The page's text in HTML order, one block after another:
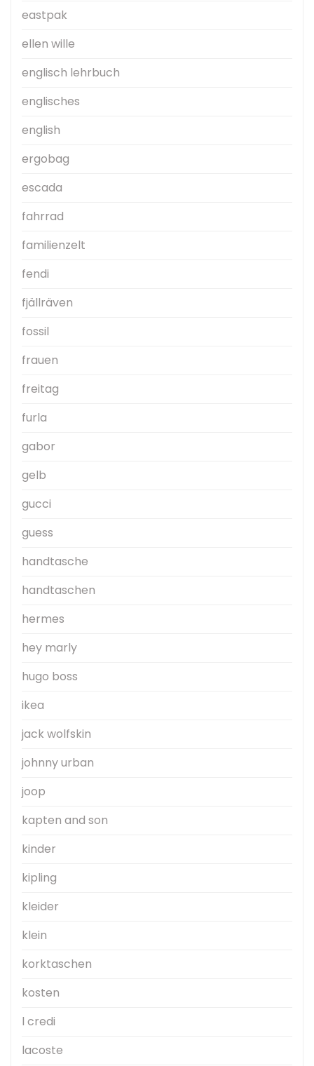
eastpak
ellen wille
englisch lehrbuch
englisches
english
ergobag
escada
fahrrad
familienzelt
fendi
fjällräven
fossil
frauen
freitag
furla
gabor
gelb
gucci
guess
handtasche
handtaschen
hermes
hey marly
hugo boss
ikea
jack wolfskin
johnny urban
joop
kapten and son
kinder
kipling
kleider
klein
korktaschen
kosten
l credi
lacoste